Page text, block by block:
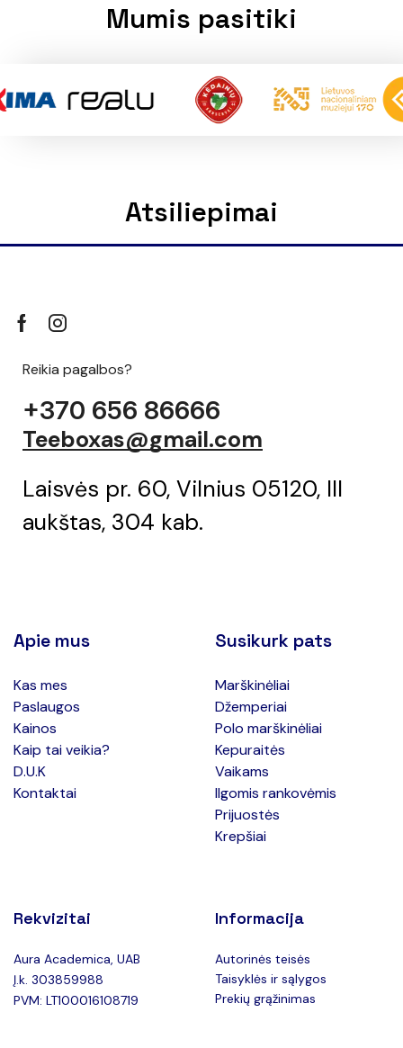
Mumis pasitiki
Atsiliepimai
Reikia pagalbos?
+370 656 86666
Teeboxas@gmail.com
Laisvės pr. 60, Vilnius 05120, III
aukštas, 304 kab.
Apie mus
Kas mes
Paslaugos
Kainos
Kaip tai veikia?
D.U.K
Kontaktai
Susikurk pats
Marškinėliai
Džemperiai
Polo marškinėliai
Kepuraitės
Vaikams
Ilgomis rankovėmis
Prijuostės
Krepšiai
Rekvizitai
Aura Academica, UAB
Į.k. 303859988
PVM: LT100016108719
Informacija
Autorinės teisės
Taisyklės ir sąlygos
Prekių grąžinimas